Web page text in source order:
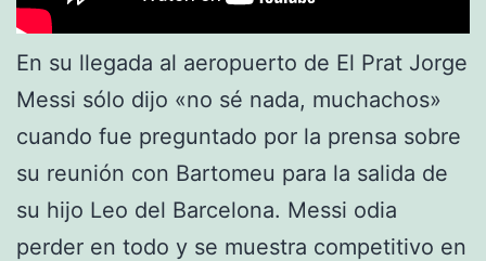
En su llegada al aeropuerto de El Prat Jorge
Messi sólo dijo «no sé nada, muchachos»
cuando fue preguntado por la prensa sobre
su reunión con Bartomeu para la salida de
su hijo Leo del Barcelona. Messi odia
perder en todo y se muestra competitivo en